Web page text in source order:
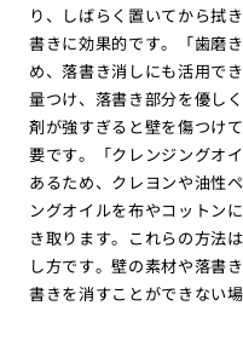
り、しばらく置いてから拭
書きに効果的です。「歯磨
め、落書き消しにも活用で
量つけ、落書き部分を優し
剤が強すぎると壁を傷つけ
要です。「クレンジングオ
あるため、クレヨンや油性
ングオイルを布やコットン
き取ります。これらの方法
し方です。壁の素材や落書
書きを消すことができない場